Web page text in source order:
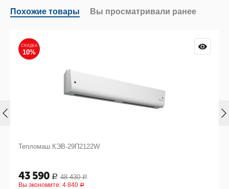
Похожие товары Вы просматривали ранее
СКИДКА
10%
Тепломаш КЭВ-29П2122W
43 590 Р 48 430 Р
Вы экономите: 4 840 Р